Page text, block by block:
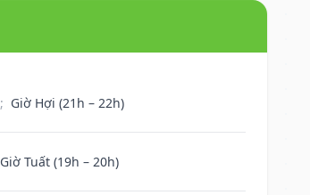
; Giờ Hợi (21h – 22h)
Giờ Tuất (19h – 20h)